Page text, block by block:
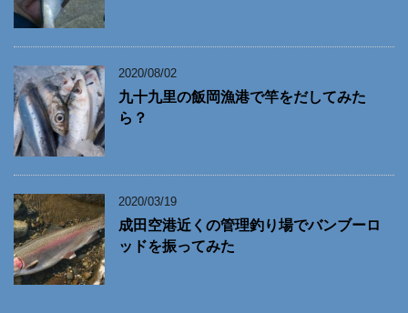
2020/08/02
九十九里の飯岡漁港で竿をだしてみた
ら？
2020/03/19
成田空港近くの管理釣り場でバンブーロ
ッドを振ってみた